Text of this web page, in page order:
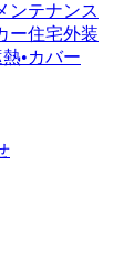
ンテナンス
ー住宅外装
•カバー